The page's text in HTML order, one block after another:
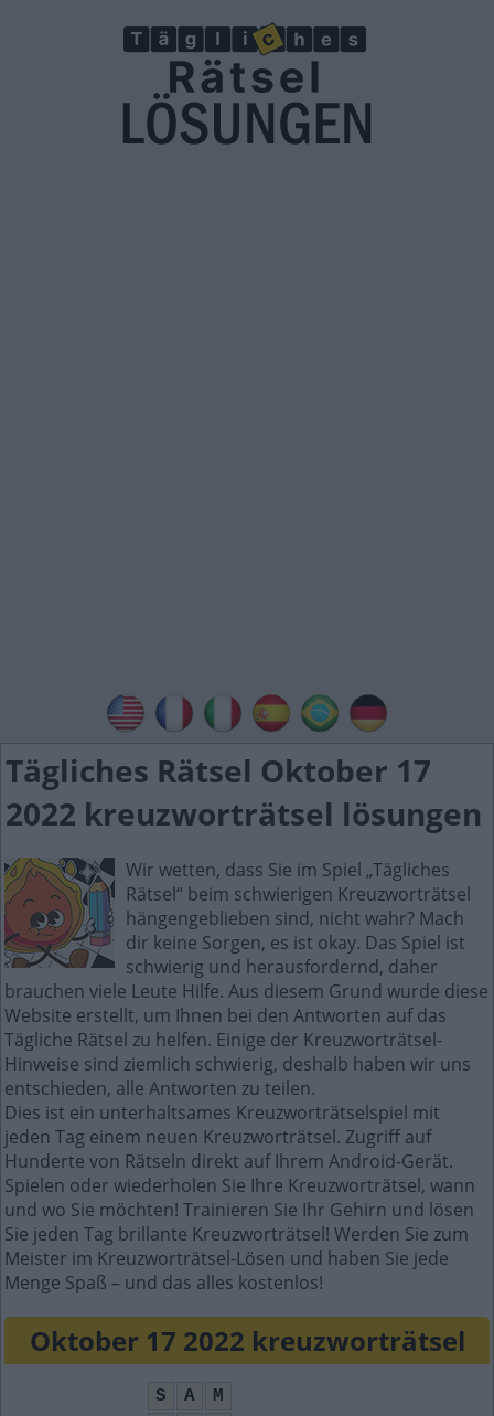
Tägliches Rätsel Oktober 17
2022 kreuzworträtsel lösungen
Wir wetten, dass Sie im Spiel „Tägliches
Rätsel“ beim schwierigen Kreuzworträtsel
hängengeblieben sind, nicht wahr? Mach
dir keine Sorgen, es ist okay. Das Spiel ist
schwierig und herausfordernd, daher
brauchen viele Leute Hilfe. Aus diesem Grund wurde diese
Website erstellt, um Ihnen bei den Antworten auf das
Tägliche Rätsel zu helfen. Einige der Kreuzworträtsel-
Hinweise sind ziemlich schwierig, deshalb haben wir uns
entschieden, alle Antworten zu teilen.
Dies ist ein unterhaltsames Kreuzworträtselspiel mit
jeden Tag einem neuen Kreuzworträtsel. Zugriff auf
Hunderte von Rätseln direkt auf Ihrem Android-Gerät.
Spielen oder wiederholen Sie Ihre Kreuzworträtsel, wann
und wo Sie möchten! Trainieren Sie Ihr Gehirn und lösen
Sie jeden Tag brillante Kreuzworträtsel! Werden Sie zum
Meister im Kreuzworträtsel-Lösen und haben Sie jede
Menge Spaß – und das alles kostenlos!
Oktober 17 2022 kreuzworträtsel
S A
M